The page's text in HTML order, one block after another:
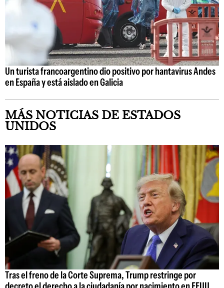
Un turista francoargentino dio positivo por hantavirus Andes
en España y está aislado en Galicia
MÁS NOTICIAS DE ESTADOS
UNIDOS
Tras el freno de la Corte Suprema, Trump restringe por